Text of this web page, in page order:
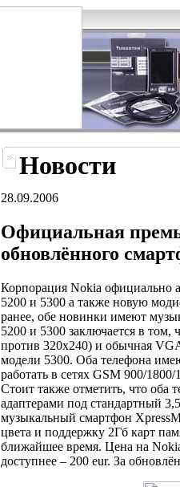
Новости
28.09.2006
Официальная
обновлённого
Корпорация Nokia официально
5200 и 5300 а также новую
ранее, обе новинки имеют
5200 и 5300 заключается в том,
против 320х240) и обычная
модели 5300. Оба телефона
работать в сетях GSM 900/
Стоит также отметить, что
адаптерами под стандартный
музыкальный смартфон
цвета и поддержку 2Гб карт
ближайшее время. Цена на
доступнее – 200 eur. За